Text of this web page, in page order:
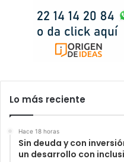
Lo más reciente
Hace 18 horas
Sin deuda y con
un desarrollo con